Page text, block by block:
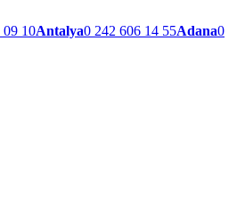
09 10Antalya0 242 606 14 55Adana0